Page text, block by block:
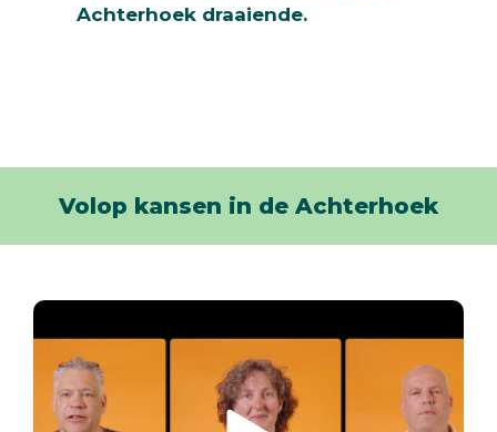
Achterhoek draaiende.
Volop kansen in de Achterhoek